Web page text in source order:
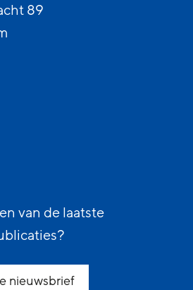
89
van de laatste
nieuwsbrief